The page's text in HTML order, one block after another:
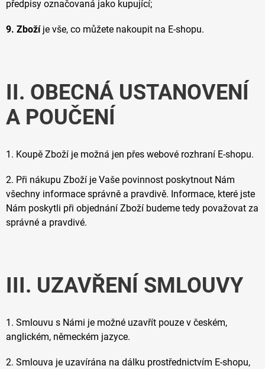
předpisy označovaná jako kupující;
9. Zbožíje vše, co můžete nakoupit na E-shopu.
II. OBECNÁ USTANOVENÍ
A POUČENÍ
1. Koupě Zboží je možná jen přes webové rozhraní E-shopu.
2. Při nákupu Zboží je Vaše povinnost poskytnout Nám
všechny informace správně a pravdivě. Informace, které jste
Nám poskytli při objednání Zboží budeme tedy považovat za
správné a pravdivé.
III. UZAVŘENÍ SMLOUVY
1. Smlouvu s Námi je možné uzavřít pouze v českém,
anglickém, německém jazyce.
2. Smlouva je uzavírána na dálku prostřednictvím E-shopu,